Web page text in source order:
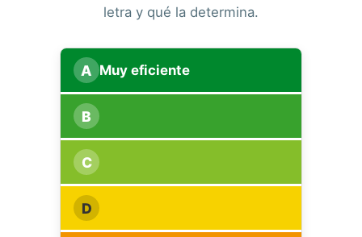
letra y qué la determina.
A Muy eficiente
B
C
D